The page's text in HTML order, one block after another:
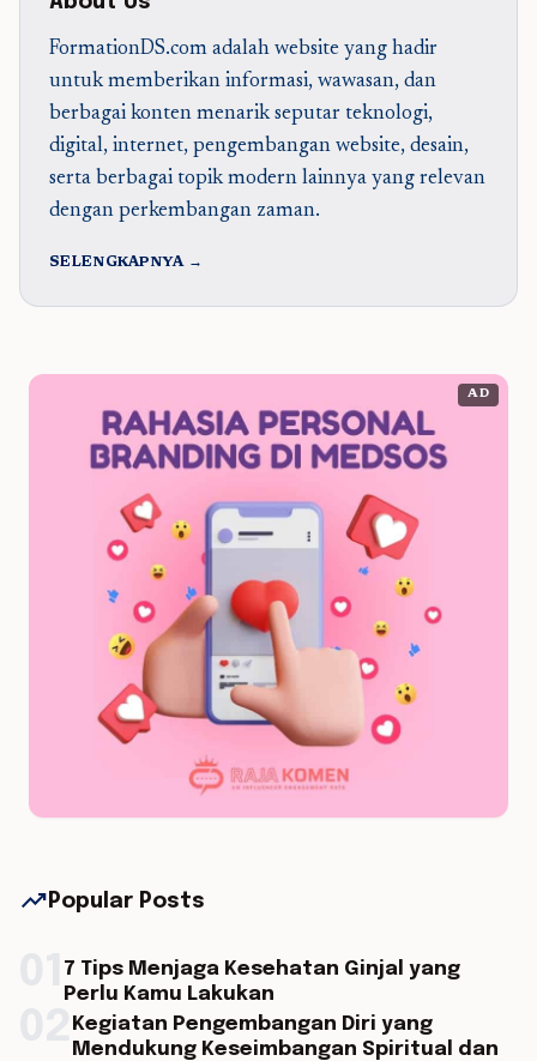
FormationDS.com adalah website yang hadir
untuk memberikan informasi, wawasan, dan
berbagai konten menarik seputar teknologi,
digital, internet, pengembangan website, desain,
serta berbagai topik modern lainnya yang relevan
dengan perkembangan zaman.
SELENGKAPNYA →
AD
trending_up Popular Posts
7 Tips Menjaga Kesehatan Ginjal yang
Perlu Kamu Lakukan
Kegiatan Pengembangan Diri yang
Mendukung Keseimbangan Spiritual dan